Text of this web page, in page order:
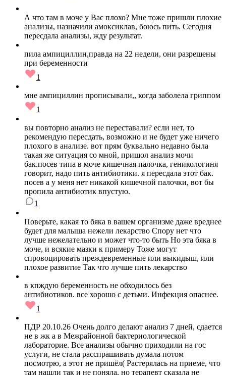
А что там в моче у Вас плохо? Мне тоже пришли плохие
анализы, назначили амоксиклав, боюсь пить. Сегодня
пересдала анализы, жду результат.
пила ампициллин,правда на 22 недели, они разрешены
при беременности
1
мне ампициллин прописывали,, когда заболела гриппом
1
вы повторно анализ не переставали? если нет, то
рекомендую пересдать, возможно и не будет уже ничего
плохого в анализе. вот прям буквально недавно была
такая же ситуация со мной, пришол анализ мочи
бак.посев типа в моче кишечная палочка, геникологиня
говорит, надо пить антибиотики. я пересдала этот бак.
посев а у меня нет никакой кишечной палочки, вот бы
пропила антибиотик впустую.
1
Поверьте, какая то бяка в вашем организме даже вреднее
будет для малыша нежели лекарство Спору нет что
лучше нежелательно и может что-то быть Но эта бяка в
моче, и всякие мазки к примеру Тоже могут
спровоцировать преждевременные или выкидыш, или
плохое развитие Так что лучше пить лекарство
в кпждую беременность не обходилось без
антибиотиков. все хорошо с детьми. Инфекция опаснее.
1
ПДР 20.10.26 Очень долго делают анализ 7 дней, сдается
не в жк а в Межрайонной бактериологической
лабораторие. Все анализы обычно приходили на гос
услуги, не стала расспрашивать думала потом
посмотрю, а этот не пришёл( Растерялась на приеме, что
там нашли так и не поняла, но терапевт сказала не